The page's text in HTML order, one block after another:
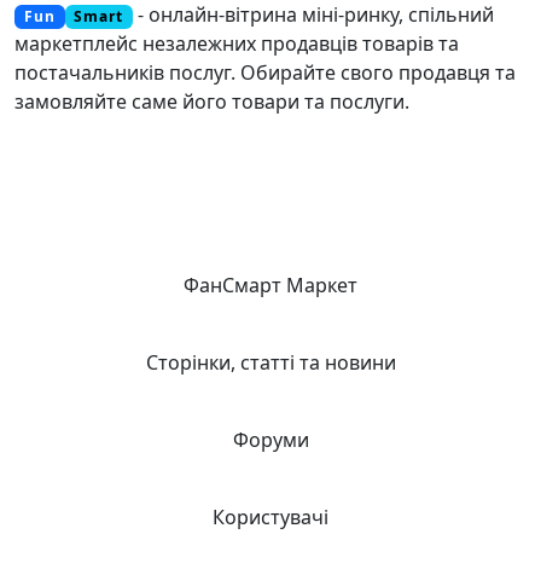
Fun Smart
- онлайн-вітрина міні-ринку, спільний
маркетплейс незалежних продавців товарів та
постачальників послуг. Обирайте свого продавця та
замовляйте саме його товари та послуги.
ФанСмарт Маркет
Сторінки, статті та новини
Форуми
Користувачі